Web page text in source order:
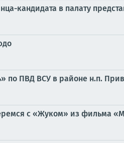
кандидата в палату
по ПВД ВСУ в районе н.п.
с «Жуком» из фильма